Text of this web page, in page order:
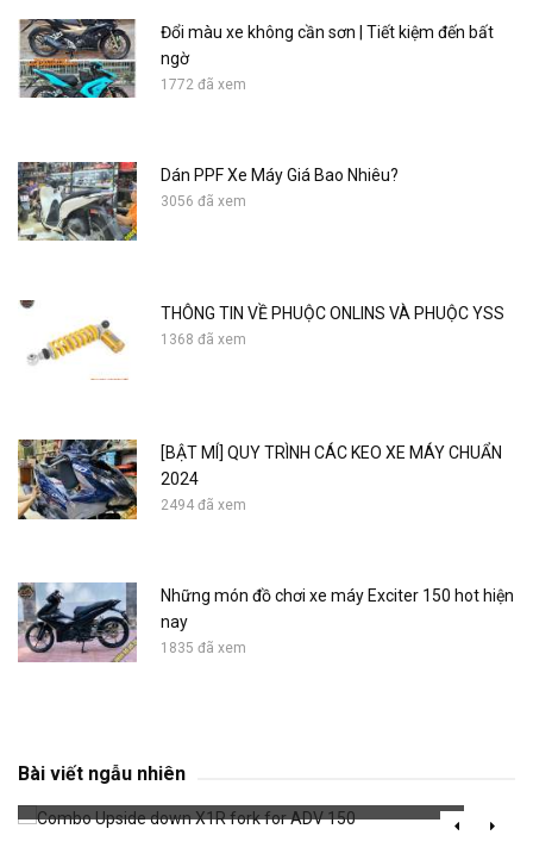
Đổi màu xe không cần sơn | Tiết kiệm đến bất
ngờ
1772 đã xem
Dán PPF Xe Máy Giá Bao Nhiêu?
3056 đã xem
THÔNG TIN VỀ PHUỘC ONLINS VÀ PHUỘC YSS
1368 đã xem
[BẬT MÍ] QUY TRÌNH CÁC KEO XE MÁY CHUẨN
2024
2494 đã xem
Những món đồ chơi xe máy Exciter 150 hot hiện
nay
1835 đã xem
Bài viết ngẫu nhiên
Combo Upside down X1R fork for ADV 150